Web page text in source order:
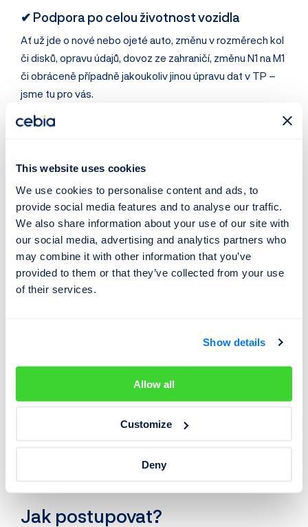
This website uses cookies
We use cookies to personalise content and ads, to
provide social media features and to analyse our traffic.
We also share information about your use of our site with
our social media, advertising and analytics partners who
may combine it with other information that you’ve
provided to them or that they’ve collected from your use
of their services.
Show details
Allow all
Customize
Deny
✔ Podpora po celou životnost vozidla
Ať už jde o nové nebo ojeté auto, změnu v rozměrech kol
či disků, opravu údajů, dovoz ze zahraničí, změnu N1 na M1
či obráceně případně jakoukoliv jinou úpravu dat v TP –
jsme tu pro vás.
zařízení – jak je dostanu legálně do techničáku?“
„E-shop mi hlásí, že podle VIN mám jiný rozměr kola.
„Z STK mě vyhodili, protože mám
špatně zapsaná
kola .“
„Mám v TP chybu, kterou způsobil původní majitel
Jak postupovat?